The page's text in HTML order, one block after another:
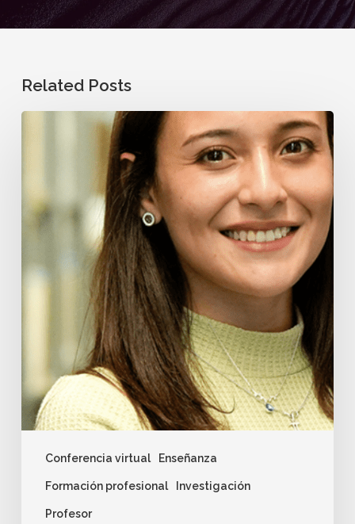
Related Posts
Conferencia virtual Enseñanza
Formación profesional Investigación
Profesor